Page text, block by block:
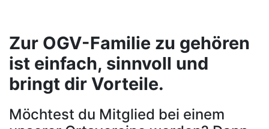
Zur OGV-Familie zu gehören
ist einfach, sinnvoll und
bringt dir Vorteile.
Möchtest du Mitglied bei einem